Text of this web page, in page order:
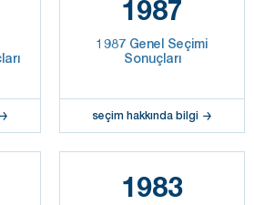
1987
1987 Genel Seçimi
Sonuçları
seçim hakkında bilgi
1983